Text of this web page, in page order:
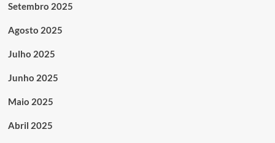
Setembro 2025
Agosto 2025
Julho 2025
Junho 2025
Maio 2025
Abril 2025